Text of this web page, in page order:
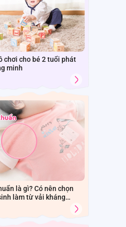
chơi cho bé 2 tuổi phát
minh
là gì? Có nên chọn
làm từ vải kháng